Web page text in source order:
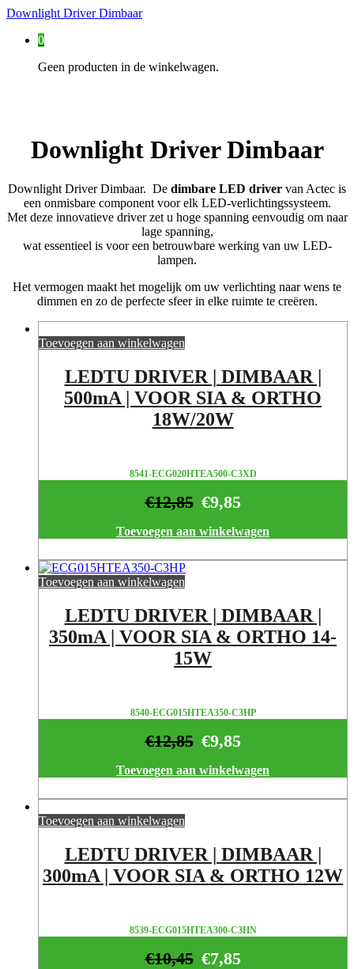
Downlight Driver Dimbaar
0
Geen producten in de winkelwagen.
Downlight Driver Dimbaar
Downlight Driver Dimbaar. De dimbare LED driver van Actec is
een onmisbare component voor elk LED-verlichtingssysteem.
Met deze innovatieve driver zet u hoge spanning eenvoudig om naar
lage spanning,
wat essentieel is voor een betrouwbare werking van uw LED-
lampen.
Het vermogen maakt het mogelijk om uw verlichting naar wens te
dimmen en zo de perfecte sfeer in elke ruimte te creëren.
Toevoegen aan winkelwagen
LEDTU DRIVER | DIMBAAR |
500mA | VOOR SIA & ORTHO
18W/20W
8541-ECG020HTEA500-C3XD
€9,85
€12,85
Toevoegen aan winkelwagen
Toevoegen aan winkelwagen
LEDTU DRIVER | DIMBAAR |
350mA | VOOR SIA & ORTHO 14-
15W
8540-ECG015HTEA350-C3HP
€9,85
€12,85
Toevoegen aan winkelwagen
Toevoegen aan winkelwagen
LEDTU DRIVER | DIMBAAR |
300mA | VOOR SIA & ORTHO 12W
8539-ECG015HTEA300-C3HN
€7,85
€10,45